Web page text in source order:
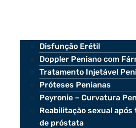
Disfunção Erétil
Doppler Peniano com
Tratamento Injetável
Próteses Penianas
Peyronie – Curvatura
Reabilitação sexual
de próstata